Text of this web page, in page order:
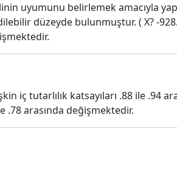
uyumunu belirlemek amacıyla
düzeyde bulunmuştur. ( X? -
iç tutarlılık katsayıları .88 ile
.78 arasında değişmektedir.